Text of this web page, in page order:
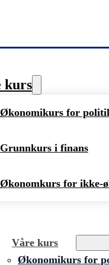
kurs
Økonomikurs for
Grunnkurs i finans
Økonomkurs for ikke-
Våre kurs
Økonomikurs for